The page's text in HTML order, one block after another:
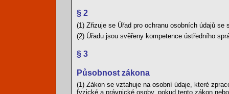
§ 2
(1) Zřizuje se Úřad pro ochranu osobních údajů se
(2) Úřadu jsou svěřeny kompetence ústředního
§ 3
Působnost zákona
(1) Zákon se vztahuje na osobní údaje, které
fyzické a právnické osoby, pokud tento zákon